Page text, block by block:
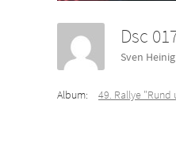
Dsc
Sven Heinig
Album: 49. Rallye "Rund